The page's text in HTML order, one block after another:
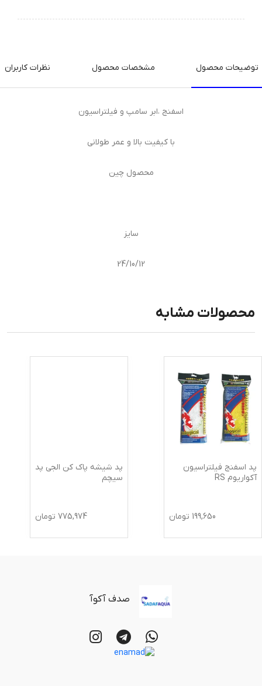
توضیحات محصول مشخصات محصول نظرات کاربران
اسفنج ،ابر سامپ و فیلتراسیون
با کیفیت بالا و عمر طولانی
محصول چین
سایز
24/10/12
محصولات مشابه
پد اسفنج فیلتراسیون
آکواریوم RS
199,650 تومان
پد شیشه پاک کن الجی پد
سیچم
775,974 تومان
صدف آکوآ